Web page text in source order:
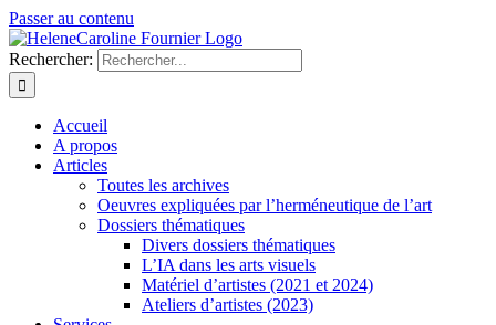
Passer au contenu
Rechercher:
Accueil
A propos
Articles
Toutes les archives
Oeuvres expliquées par l’herméneutique de l’art
Dossiers thématiques
Divers dossiers thématiques
L’IA dans les arts visuels
Matériel d’artistes (2021 et 2024)
Ateliers d’artistes (2023)